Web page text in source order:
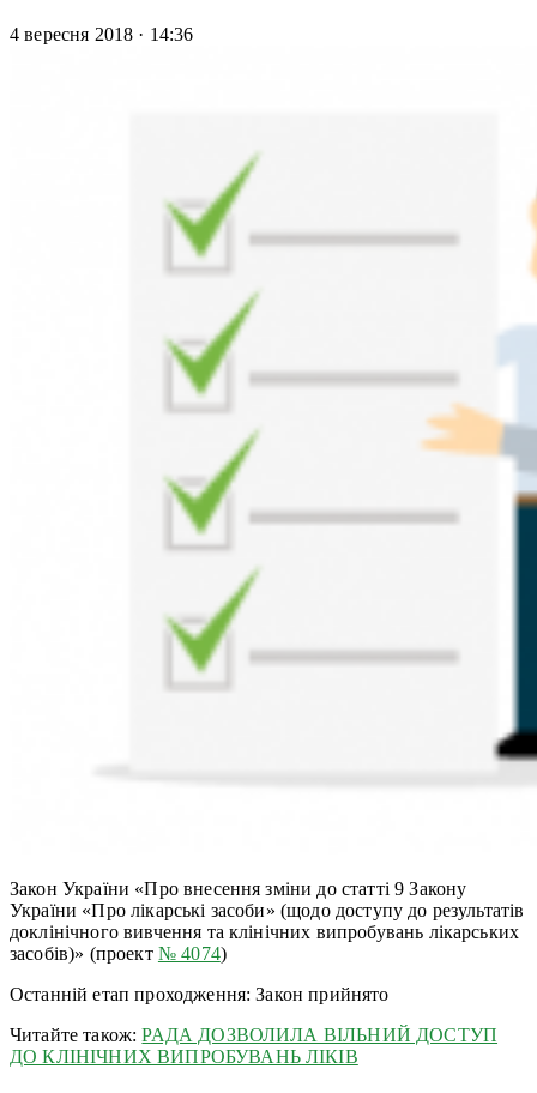
4 вересня 2018 · 14:36
Закон України «Про внесення зміни до статті 9 Закону
України «Про лікарські засоби» (щодо доступу до результатів
доклінічного вивчення та клінічних випробувань лікарських
засобів)» (проект № 4074)
Останній етап проходження: Закон прийнято
Читайте також:РАДА ДОЗВОЛИЛА ВІЛЬНИЙ ДОСТУП
ДО КЛІНІЧНИХ ВИПРОБУВАНЬ ЛІКІВ